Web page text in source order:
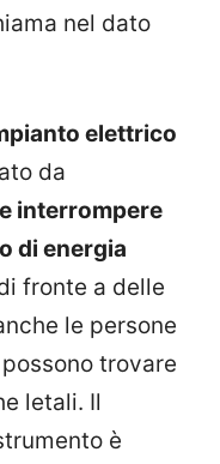
nel dato
elettrico
da
interrompere
di energia
fronte a delle
le persone
trovare
letali. Il
è